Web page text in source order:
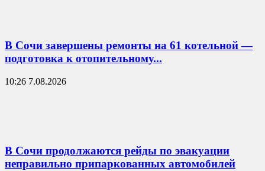
В Сочи завершены ремонты на 61 котельной —
подготовка к отопительному...
10:26 7.08.2026
В Сочи продолжаются рейды по эвакуации
неправильно припаркованных автомобилей